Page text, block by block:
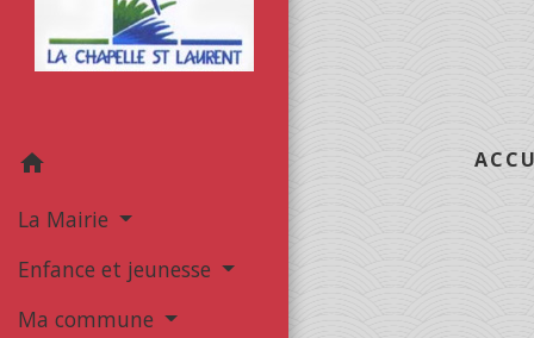
home
La Mairie
Enfance et jeunesse
Ma commune